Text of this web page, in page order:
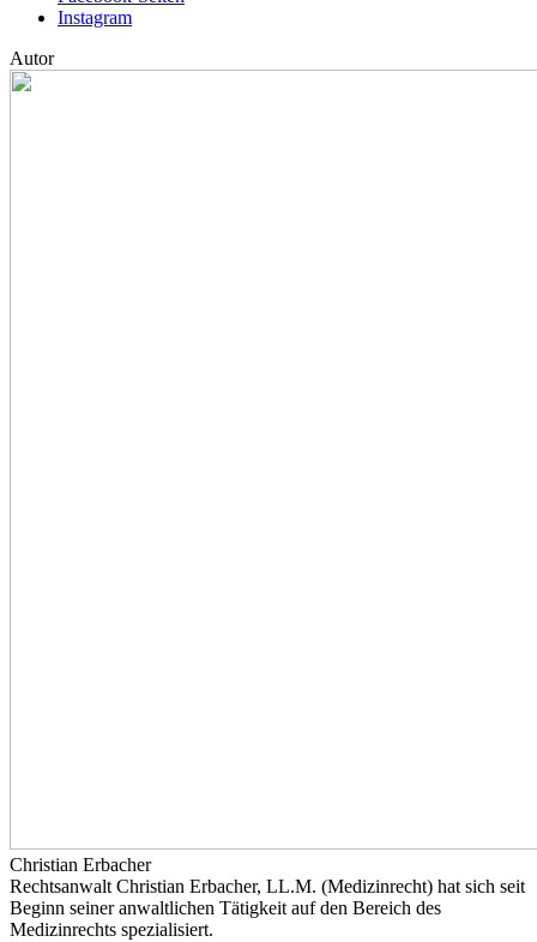
Instagram
Autor
Christian Erbacher
Rechtsanwalt Christian Erbacher, LL.M. (Medizinrecht) hat sich seit
Beginn seiner anwaltlichen Tätigkeit auf den Bereich des
Medizinrechts spezialisiert.